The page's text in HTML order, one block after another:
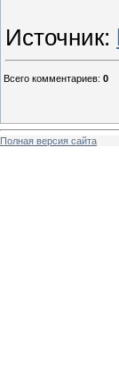
Источник:
Всего комментариев: 0
Полная версия сайта